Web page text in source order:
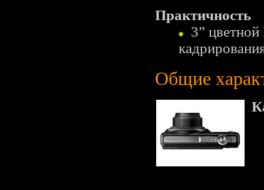
Практичность
3”
Общие